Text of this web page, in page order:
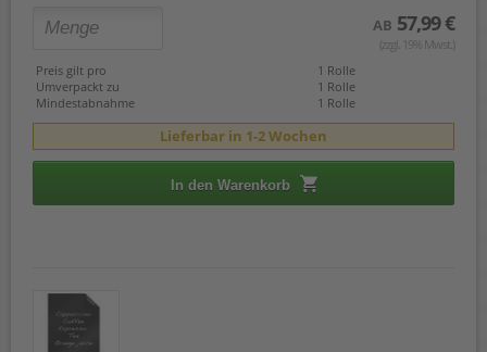
AB 57,99 €
(zzgl. 19% Mwst.)
Preis gilt pro
1 Rolle
Umverpackt zu
1 Rolle
Mindestabnahme
1 Rolle
Lieferbar in 1-2 Wochen
In den Warenkorb